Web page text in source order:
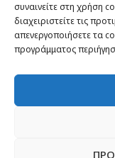
συναινείτε στη χρήση
διαχειριστείτε τις
απενεργοποιήσετε τα
προγράμματος